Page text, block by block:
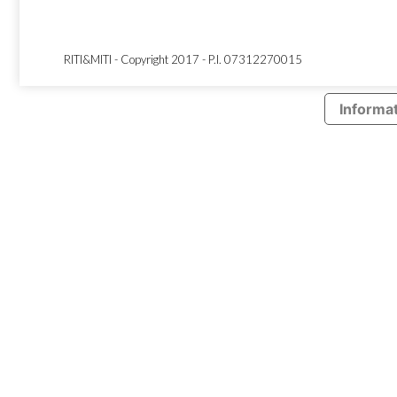
RITI&MITI - Copyright 2017 - P.I. 07312270015